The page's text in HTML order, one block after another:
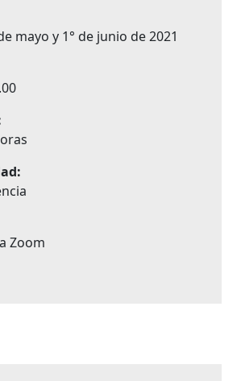
mayo y 1° de junio de 2021
Zoom